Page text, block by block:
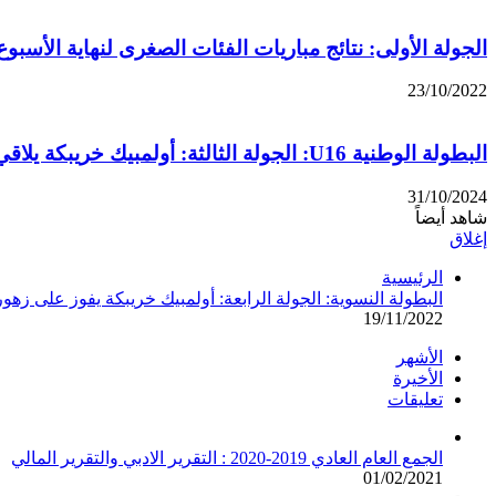
الجولة الأولى: نتائج مباريات الفئات الصغرى لنهاية
23/10/2022
البطولة الوطنية U16: الجولة الثالثة: أولمبيك خريبكة يلاقي اتحاد تواركة
31/10/2024
شاهد أيضاً
إغلاق
الرئيسية
البطولة النسوية: الجولة الرابعة: أولمبيك خريبكة يفوز على
19/11/2022
الأشهر
الأخيرة
تعليقات
الجمع العام العادي 2019-2020 : التقرير الادبي والتقرير المالي
01/02/2021